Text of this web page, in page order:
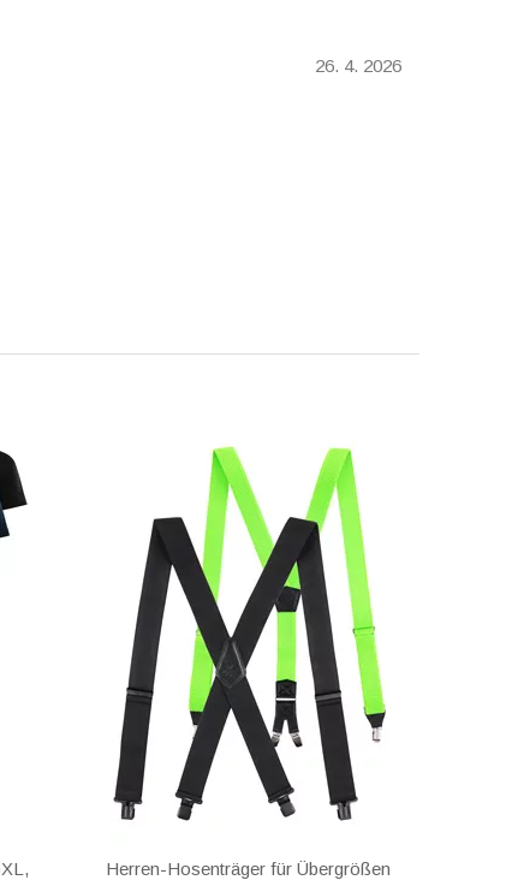
26. 4. 2026
Herren-Hosenträger für Übergrößen